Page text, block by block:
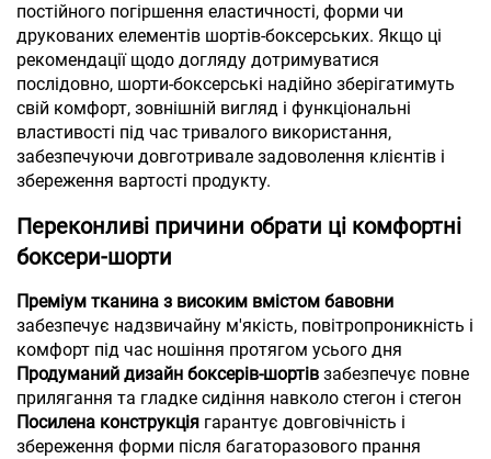
постійного погіршення еластичності, форми чи
друкованих елементів шортів-боксерських. Якщо ці
рекомендації щодо догляду дотримуватися
послідовно, шорти-боксерські надійно зберігатимуть
свій комфорт, зовнішній вигляд і функціональні
властивості під час тривалого використання,
забезпечуючи довготривале задоволення клієнтів і
збереження вартості продукту.
Переконливі причини обрати ці комфортні
боксери-шорти
Преміум тканина з високим вмістом бавовни
забезпечує надзвичайну м'якість, повітропроникність і
комфорт під час ношіння протягом усього дня
Продуманий дизайн боксерів-шортів забезпечує повне
прилягання та гладке сидіння навколо стегон і стегон
Посилена конструкція гарантує довговічність і
збереження форми після багаторазового прання